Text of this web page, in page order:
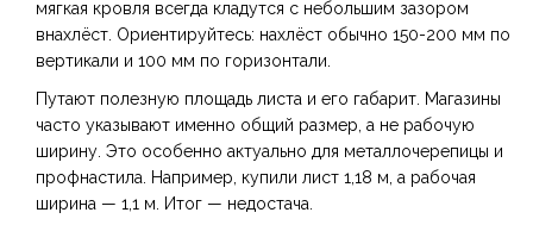
мягкая кровля всегда кладутся с небольшим зазором
внахлёст. Ориентируйтесь: нахлёст обычно 150-200 мм по
вертикали и 100 мм по горизонтали.
Путают полезную площадь листа и его габарит. Магазины
часто указывают именно общий размер, а не рабочую
ширину. Это особенно актуально для металлочерепицы и
профнастила. Например, купили лист 1,18 м, а рабочая
ширина — 1,1 м. Итог — недостача.